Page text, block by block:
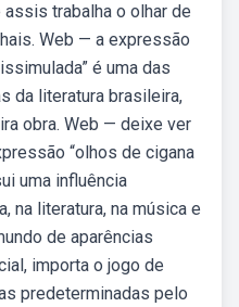
assis trabalha o olhar de
Web — a expressão
é uma das
da literatura brasileira,
obra. Web — deixe ver
“olhos de cigana
uma influência
na literatura, na música e
de aparências
importa o jogo de
predeterminadas pelo